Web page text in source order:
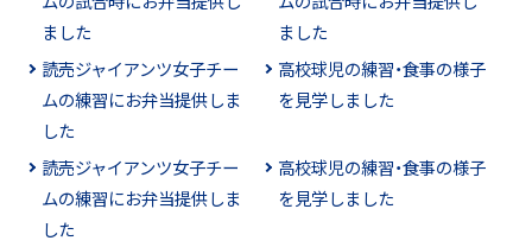
ました
ました
読売ジャイアンツ女子チー
ムの練習にお弁当提供しま
した
高校球児の練習・食事の様子
を見学しました
読売ジャイアンツ女子チー
ムの練習にお弁当提供しま
した
高校球児の練習・食事の様子
を見学しました